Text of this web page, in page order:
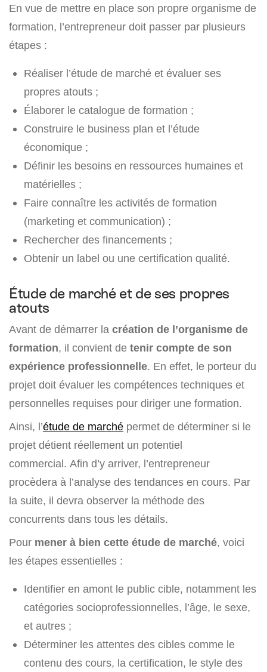
En vue de mettre en place son propre organisme de
formation, l’entrepreneur doit passer par plusieurs
étapes :
Réaliser l’étude de marché et évaluer ses
propres atouts ;
Élaborer le catalogue de formation ;
Construire le business plan et l’étude
économique ;
Définir les besoins en ressources humaines et
matérielles ;
Faire connaître les activités de formation
(marketing et communication) ;
Rechercher des financements ;
Obtenir un label ou une certification qualité.
Étude de marché et de ses propres
atouts
Avant de démarrer la création de l’organisme de
formation, il convient de tenir compte de son
expérience professionnelle. En effet, le porteur du
projet doit évaluer les compétences techniques et
personnelles requises pour diriger une formation.
Ainsi, l’étude de marché permet de déterminer si le
projet détient réellement un potentiel
commercial. Afin d’y arriver, l’entrepreneur
procèdera à l’analyse des tendances en cours. Par
la suite, il devra observer la méthode des
concurrents dans tous les détails.
Pour mener à bien cette étude de marché, voici
les étapes essentielles :
Identifier en amont le public cible, notamment les
catégories socioprofessionnelles, l’âge, le sexe,
et autres ;
Déterminer les attentes des cibles comme le
contenu des cours, la certification, le style des